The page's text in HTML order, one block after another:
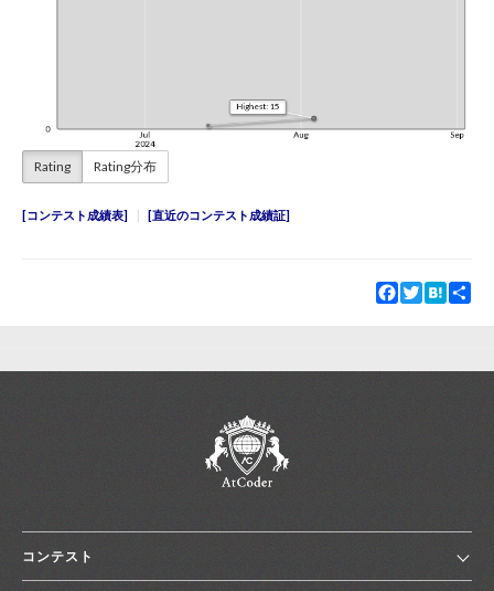
Rating Rating分布
コンテスト成績表 直近のコンテスト成績証
Facebook
TwitterHatena
コンテスト